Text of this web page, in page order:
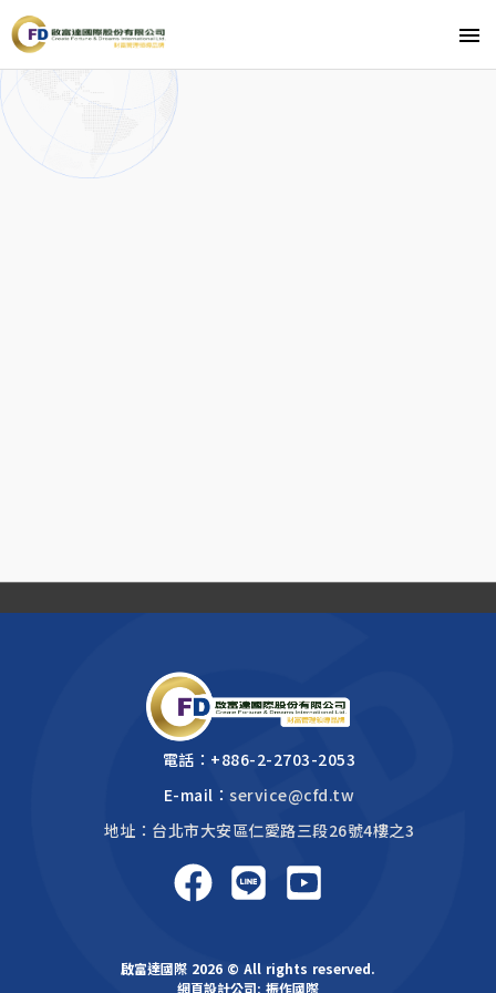
電話： +886-2-2703-2053
E-mail：service@cfd.tw
地址：台北市大安區仁愛路三段26號4樓之3
啟富達國際 2026 © All rights reserved.
網頁設計公司: 振作國際